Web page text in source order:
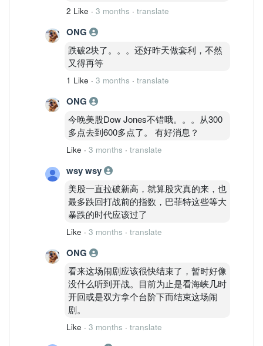
2 Like · 3 months · translate
ONG
跌破2块了。。。还好昨天做套利，不然
又得再等
1 Like · 3 months · translate
ONG
今晚美股Dow Jones不错哦。。。从300
多点去到600多点了。 有好消息？
Like · 3 months · translate
wsy wsy
美股一直拉破新高，就算股灾真的来，也
最多跌回打战前的指数，巴菲特这些等大
暴跌的时代应该过了
Like · 3 months · translate
ONG
看来这场闹剧应该很快结束了，暂时好像
没什么听到开战。目前为止是看海峡几时
开回或是双方拿个台阶下而结束这场闹
剧。
Like · 3 months · translate